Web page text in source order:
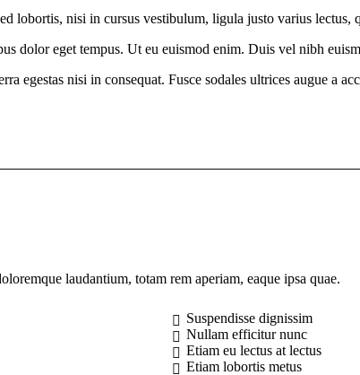
lobortis, nisi in cursus vestibulum, ligula justo varius lectus,
dolor eget tempus. Ut eu euismod enim. Duis vel nibh
egestas nisi in consequat. Fusce sodales ultrices augue a
laudantium, totam rem aperiam, eaque ipsa quae.
Suspendisse dignissim
Nullam efficitur nunc
Etiam eu lectus at lectus
Etiam lobortis metus